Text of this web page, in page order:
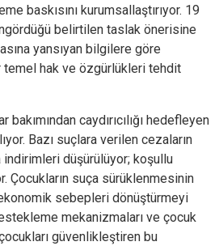
baskısını kurumsallaştırıyor. 19
belirtilen taslak önerisine
yansıyan bilgilere göre
temel hak ve özgürlükleri tehdit
caydırıcılığı hedefleyen
Bazı suçlara verilen cezaların
indirimleri düşürülüyor; koşullu
Çocukların suça sürüklenmesinin
sebepleri dönüştürmeyi
mekanizmaları ve çocuk
güvenlikleştiren bu